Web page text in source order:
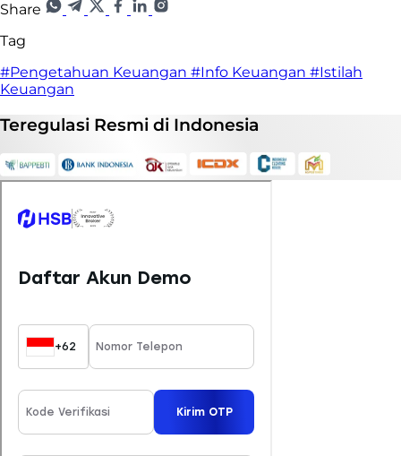
Share
Tag
#Pengetahuan Keuangan #Info Keuangan #Istilah
Keuangan
Teregulasi Resmi di Indonesia